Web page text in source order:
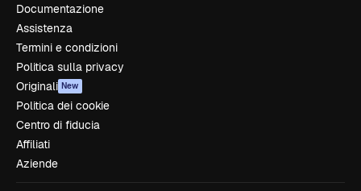
Documentazione
Assistenza
Termini e condizioni
Politica sulla privacy
Originali New
Politica dei cookie
Centro di fiducia
Affiliati
Aziende